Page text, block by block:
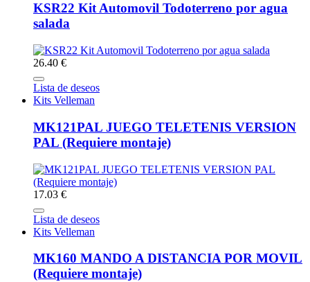
KSR22 Kit Automovil Todoterreno por agua
salada
26.40 €
Lista de deseos
Kits Velleman
MK121PAL JUEGO TELETENIS VERSION
PAL (Requiere montaje)
17.03 €
Lista de deseos
Kits Velleman
MK160 MANDO A DISTANCIA POR MOVIL
(Requiere montaje)